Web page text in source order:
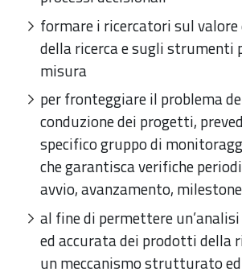
formare i ricercatori sul
della ricerca e sugli strumenti
misura
per fronteggiare il problema
conduzione dei progetti,
specifico gruppo di
che garantisca verifiche
avvio, avanzamento,
al fine di permettere
ed accurata dei prodotti della
un meccanismo strutturato